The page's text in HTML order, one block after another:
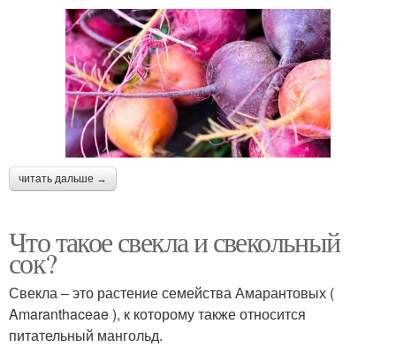
читать дальше →
Что такое свекла и свекольный
сок?
Свекла – это растение семейства Амарантовых (
Amaranthaceae ), к которому также относится
питательный мангольд.